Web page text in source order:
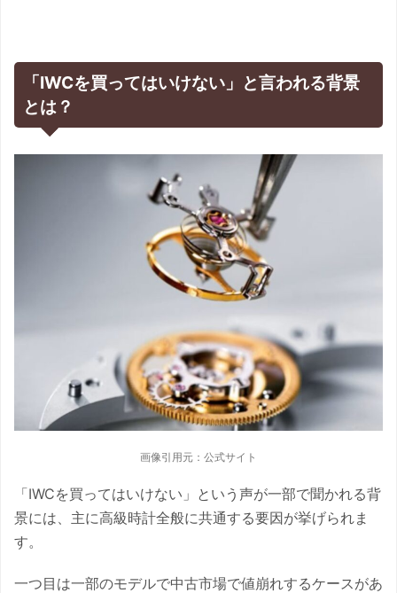
「IWCを買ってはいけない」と言われる背景
とは？
画像引用元：公式サイト
「IWCを買ってはいけない」という声が一部で聞かれる背
景には、主に高級時計全般に共通する要因が挙げられま
す。
一つ目は一部のモデルで中古市場で値崩れするケースがあ